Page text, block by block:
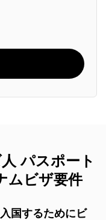
パスポート
ムビザ要件
国するためにビ